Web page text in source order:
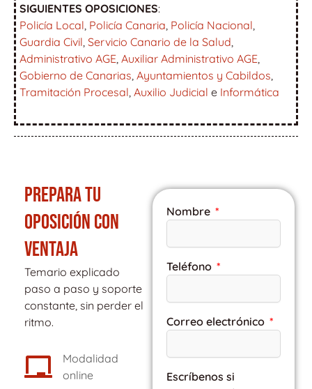
SIGUIENTES OPOSICIONES:
Policía Local Policía Canaria Policía Nacional
Guardia Civil Servicio Canario de la Salud
Administrativo AGE Auxiliar Administrativo AGE
Gobierno de Canarias Ayuntamientos y Cabildos
Tramitación Procesal Auxilio Judicial e Informática
PREPARA TU
OPOSICIÓN CON
VENTAJA
Temario explicado
paso a paso y soporte
constante, sin perder el
ritmo.
Modalidad
online
Nombre
Teléfono
Correo electrónico
Escríbenos si